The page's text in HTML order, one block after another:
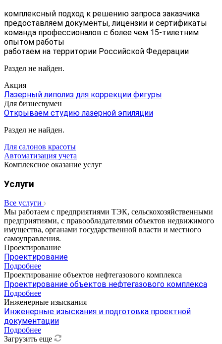
комплексный подход к решению запроса заказчика
предоставляем документы, лицензии и сертификаты
команда профессионалов с более чем 15-тилетним
опытом работы
работаем на территории Российской Федерации
Раздел не найден.
Акция
Лазерный липолиз для коррекции фигуры
Для бизнесвумен
Открываем студию лазерной эпиляции
Раздел не найден.
Для салонов красоты
Автоматизация учета
Комплексное оказание услуг
Услуги
Все услуги
Мы работаем с предприятиями ТЭК, сельскохозяйственными
предприятиями, с правообладателями объектов недвижимого
имущества, органами государственной власти и местного
самоуправления.
Проектирование
Проектирование
Подробнее
Проектирование объектов нефтегазового комплекса
Проектирование объектов нефтегазового комплекса
Подробнее
Инженерные изыскания
Инженерные изыскания и подготовка проектной
документации
Подробнее
Загрузить еще